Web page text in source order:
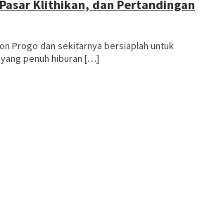
Klithikan, dan Pertandingan
Progo dan sekitarnya bersiaplah untuk
penuh hiburan […]